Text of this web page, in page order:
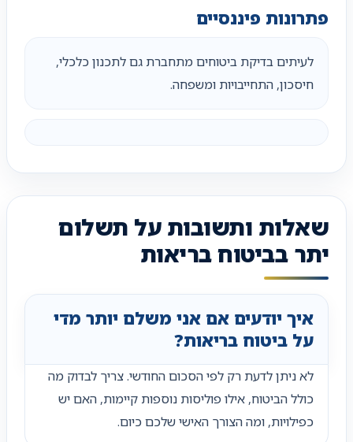
פתרונות פיננסיים
לעיתים בדיקת ביטוחים מתחברת גם לתכנון כלכלי,
חיסכון, התחייבויות ומשפחה.
שאלות ותשובות על תשלום
יתר בביטוח בריאות
איך יודעים אם אני משלם יותר מדי
על ביטוח בריאות?
לא ניתן לדעת רק לפי הסכום החודשי. צריך לבדוק מה
כולל הביטוח, אילו פוליסות נוספות קיימות, האם יש
כפילויות, ומה הצורך האישי שלכם כיום.